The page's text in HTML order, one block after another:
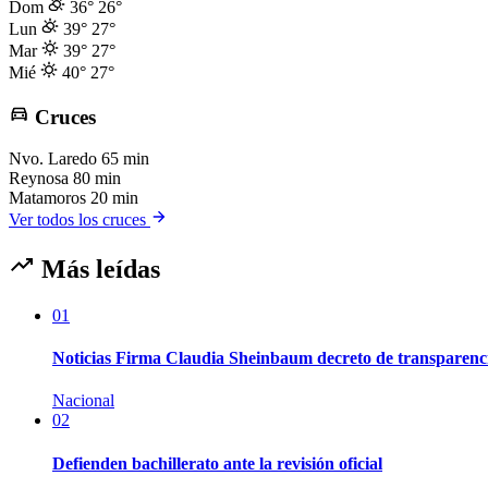
Dom 36° 26°
Lun
39° 27°
Mar
39° 27°
Mié
40° 27°
Cruces
Nvo. Laredo 65 min
Reynosa 80 min
Matamoros 20 min
Ver todos los cruces
Más leídas
01
Noticias Firma Claudia Sheinbaum decreto de
Nacional
02
Defienden bachillerato ante la revisión oficial